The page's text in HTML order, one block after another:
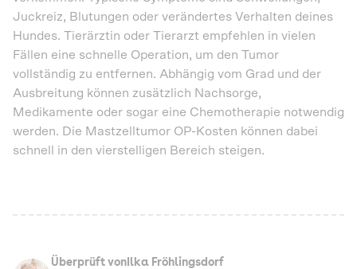
Juckreiz, Blutungen oder verändertes Verhalten deines
Hundes. Tierärztin oder Tierarzt empfehlen in vielen
Fällen eine schnelle Operation, um den Tumor
vollständig zu entfernen. Abhängig vom Grad und der
Ausbreitung können zusätzlich Nachsorge,
Medikamente oder sogar eine Chemotherapie notwendig
werden. Die Mastzelltumor OP-Kosten können dabei
schnell in den vierstelligen Bereich steigen.
Überprüft von Ilka Fröhlingsdorf